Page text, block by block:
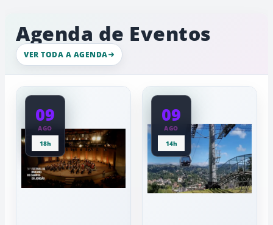
inverno
chuva
movimento
intenso
nesta
quinta-
feira
a
Agenda de Eventos
VER TODA A AGENDA
09
AGO
18h
09
AGO
14h